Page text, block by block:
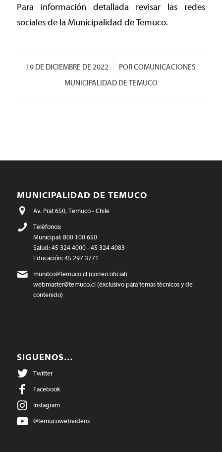
Para información detallada revisar las redes
sociales de la Municipalidad de Temuco.
19 DE DICIEMBRE DE 2022
/ PORCOMUNICACIONES
MUNICIPALIDAD DE TEMUCO
MUNICIPALIDAD DE TEMUCO
Av. Prat 650, Temuco - Chile
Teléfonos:
Municipal: 800 100 650
Salud: 45 324 4000 - 45 324 4083
Educación: 45 297 3771
munitco@temuco.cl(correo oficial)
webmaster@temuco.cl(exclusivo para temas técnicos y de
contenido)
SIGUENOS…
Twitter
Facebook
Instagram
@temucowebvideos